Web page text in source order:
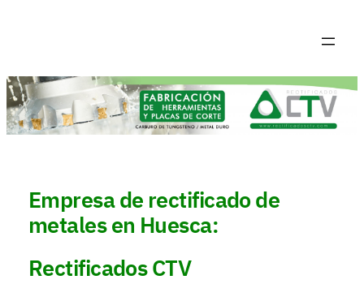
Empresa de rectificado de
metales en Huesca:
Rectificados CTV